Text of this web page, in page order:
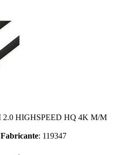
HIGHSPEED HQ 4K M/M
: 119347